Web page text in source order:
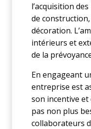
l’acquisition
de construction,
décoration.
intérieurs et
de la
En engageant
entreprise est
son incentive et
pas non plus
collaborateurs